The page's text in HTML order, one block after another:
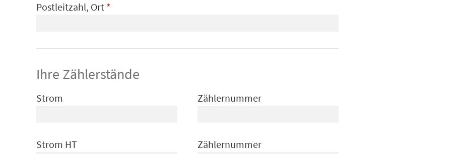
Postleitzahl, Ort *
Ihre Zählerstände
Strom Zählernummer
Strom HT Zählernummer